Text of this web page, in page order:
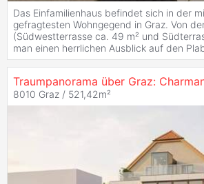
Das Einfamilienhaus befindet sich in der
gefragtesten Wohngegend in Graz. Von
(Südwestterrasse ca. 49 m² und
man einen herrlichen Ausblick auf den
8010 Graz / 521,42m²